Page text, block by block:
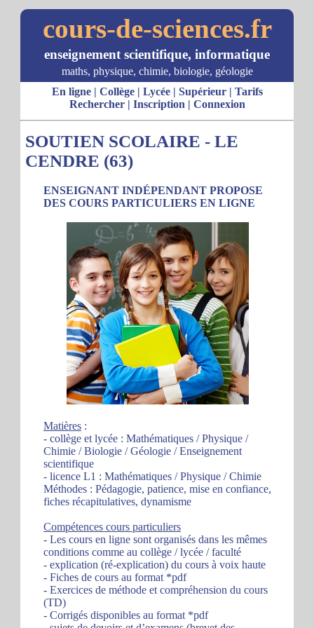
cours-de-sciences.fr
enseignement scientifique, informatique
maths, physique, chimie, biologie, géologie
En ligne| Collège| Lycée| Supérieur| Tarifs
Rechercher| Inscription | Connexion
SOUTIEN SCOLAIRE - LE
CENDRE (63)
ENSEIGNANT INDÉPENDANT PROPOSE
DES COURS PARTICULIERS EN LIGNE
Matières :
- collège et lycée : Mathématiques / Physique /
Chimie / Biologie / Géologie / Enseignement
scientifique
- licence L1 : Mathématiques / Physique / Chimie
Méthodes : Pédagogie, patience, mise en confiance,
fiches récapitulatives, dynamisme
Compétences cours particuliers
- Les cours en ligne sont organisés dans les mêmes
conditions comme au collège / lycée / faculté
- explication (ré-explication) du cours à voix haute
- Fiches de cours au format *pdf
- Exercices de méthode et compréhension du cours
(TD)
- Corrigés disponibles au format *pdf